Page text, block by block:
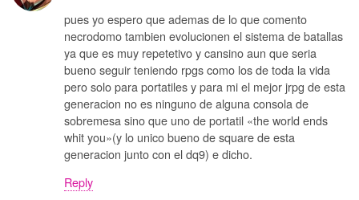
pues yo espero que ademas de lo que comento
necrodomo tambien evolucionen el sistema de batallas
ya que es muy repetetivo y cansino aun que seria
bueno seguir teniendo rpgs como los de toda la vida
pero solo para portatiles y para mi el mejor jrpg de esta
generacion no es ninguno de alguna consola de
sobremesa sino que uno de portatil «the world ends
whit you»(y lo unico bueno de square de esta
generacion junto con el dq9) e dicho.
Reply